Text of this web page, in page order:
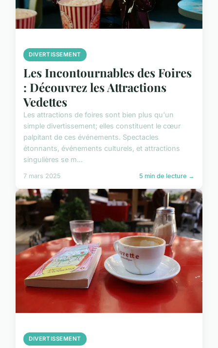
DIVERTISSEMENT
Les Incontournables des Foires
: Découvrez les Attractions
Vedettes
Les attractions de foires sont bien plus qu'un
simple divertissement; elles constituent le cœur
palpitant de ces événements. Spectacles
étonnants, événements culturels, et attractions
singulières se m...
7 mars 2025 5 min de lecture →
DIVERTISSEMENT